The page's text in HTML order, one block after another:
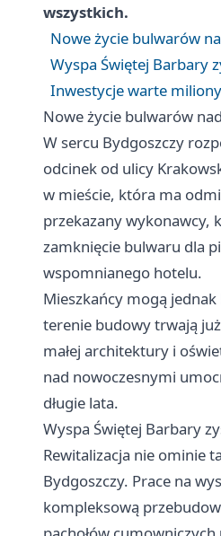
wszystkich.
Nowe życie bulwarów
Wyspa Świętej Barbary
Inwestycje warte
Nowe życie bulwarów
W sercu Bydgoszczy
odcinek od ulicy
w mieście, która ma
przekazany wykonawcy,
zamknięcie bulwaru dla
wspomnianego hotelu.
Mieszkańcy mogą
terenie budowy trwają
małej architektury i
nad nowoczesnymi
długie lata.
Wyspa Świętej Barbary
Rewitalizacja nie ominie
Bydgoszczy. Prace na
kompleksową